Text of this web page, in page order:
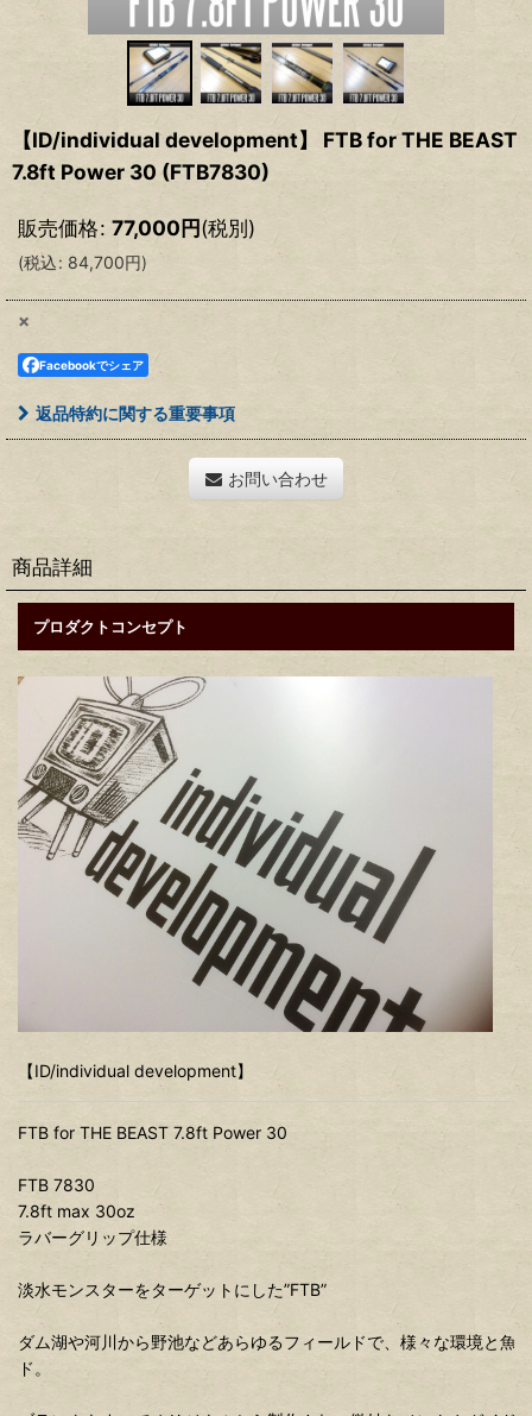
【ID/individual development】 FTB for THE BEAST
7.8ft Power 30 (FTB7830)
販売価格: 77,000円(税別)
(税込: 84,700円)
×
Facebookでシェア
返品特約に関する重要事項
お問い合わせ
商品詳細
プロダクトコンセプト
【ID/individual development】
FTB for THE BEAST 7.8ft Power 30
FTB 7830
7.8ft max 30oz
ラバーグリップ仕様
淡水モンスターをターゲットにした”FTB”
ダム湖や河川から野池などあらゆるフィールドで、様々な環境と魚
ド。